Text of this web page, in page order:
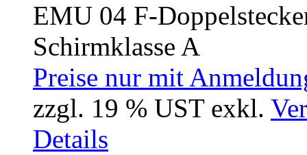
EMU 04 F-
Schirmklasse A
Preise nur mit
zzgl. 19 % UST exkl.
Details